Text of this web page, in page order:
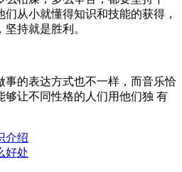
从小就懂得知识和技能的获得，
持就是胜利。
事的表达方式也不一样，而音乐恰
够让不同性格的人们用他们独 有
介绍
好处